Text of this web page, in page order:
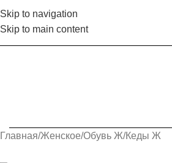
Skip to navigation
Skip to main content
Главная Женское Обувь Ж Кеды Ж